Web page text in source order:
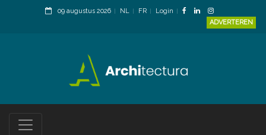
09 augustus 2026 NL FR
Login
ADVERTEREN